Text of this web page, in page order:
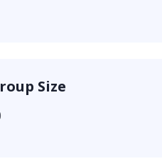
Ηπείρου,
Ελλάδα
Size